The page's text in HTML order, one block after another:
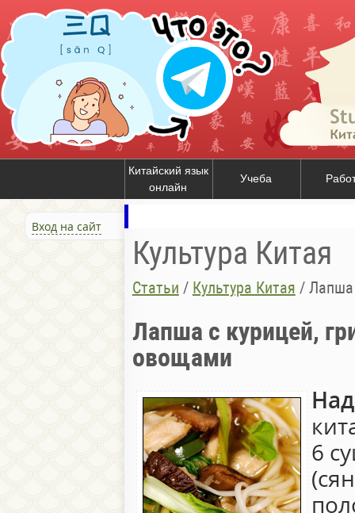
Китайский язык
онлайн
Учеба
Вход на сайт
Культура Китая
Статьи / Культура Китая / Лапша
Лапша с курицей,
овощами
6